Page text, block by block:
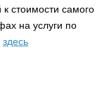
стоимости самого
на услуги по
здесь